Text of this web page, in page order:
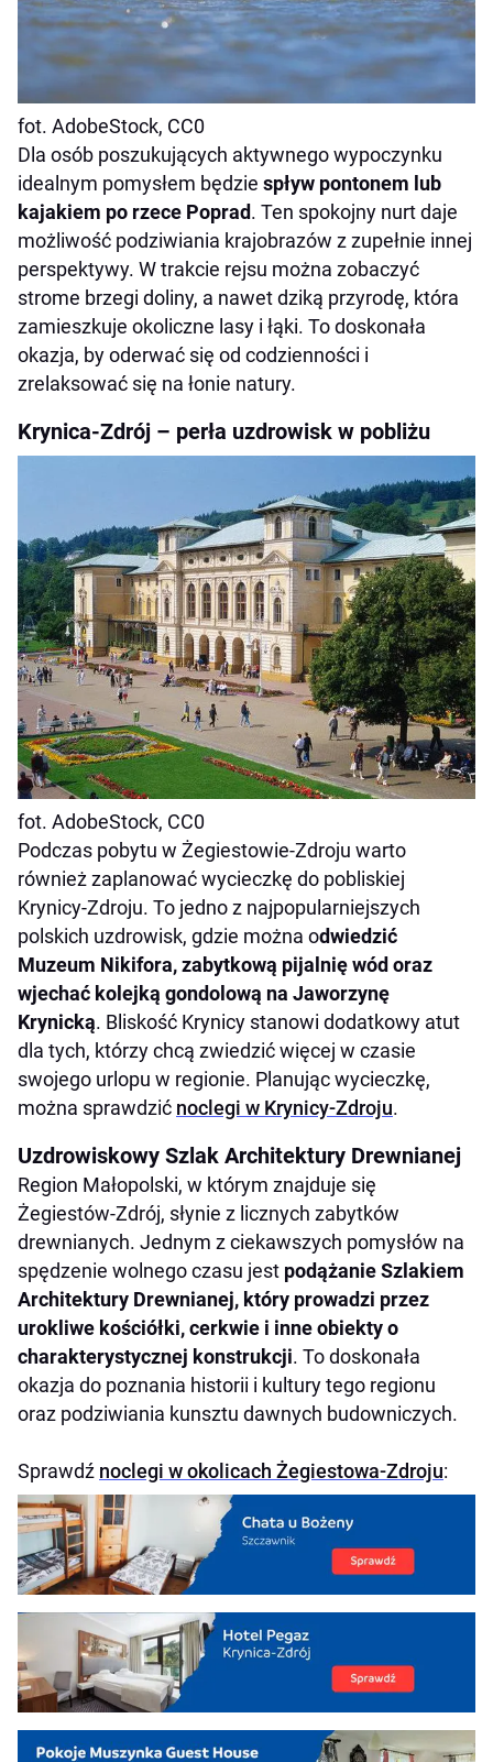
fot. AdobeStock, CC0
Dla osób poszukujących aktywnego wypoczynku
idealnym pomysłem będzie spływ pontonem lub
kajakiem po rzece Poprad. Ten spokojny nurt daje
możliwość podziwiania krajobrazów z zupełnie innej
perspektywy. W trakcie rejsu można zobaczyć
strome brzegi doliny, a nawet dziką przyrodę, która
zamieszkuje okoliczne lasy i łąki. To doskonała
okazja, by oderwać się od codzienności i
zrelaksować się na łonie natury.
Krynica-Zdrój – perła uzdrowisk w pobliżu
fot. AdobeStock, CC0
Podczas pobytu w Żegiestowie-Zdroju warto
również zaplanować wycieczkę do pobliskiej
Krynicy-Zdroju. To jedno z najpopularniejszych
polskich uzdrowisk, gdzie można odwiedzić
Muzeum Nikifora, zabytkową pijalnię wód oraz
wjechać kolejką gondolową na Jaworzynę
Krynicką. Bliskość Krynicy stanowi dodatkowy atut
dla tych, którzy chcą zwiedzić więcej w czasie
swojego urlopu w regionie. Planując wycieczkę,
można sprawdzić noclegi w Krynicy-Zdroju.
Uzdrowiskowy Szlak Architektury Drewnianej
Region Małopolski, w którym znajduje się
Żegiestów-Zdrój, słynie z licznych zabytków
drewnianych. Jednym z ciekawszych pomysłów na
spędzenie wolnego czasu jest podążanie Szlakiem
Architektury Drewnianej, który prowadzi przez
urokliwe kościółki, cerkwie i inne obiekty o
charakterystycznej konstrukcji. To doskonała
okazja do poznania historii i kultury tego regionu
oraz podziwiania kunsztu dawnych budowniczych.
Sprawdź noclegi w okolicach Żegiestowa-Zdroju: